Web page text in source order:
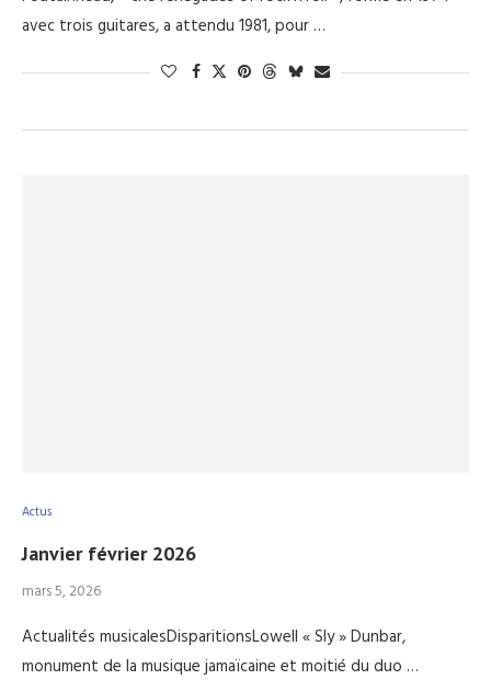
avec trois guitares, a attendu 1981, pour …
Actus
Janvier février 2026
mars 5, 2026
Actualités musicalesDisparitionsLowell « Sly » Dunbar,
monument de la musique jamaïcaine et moitié du duo …